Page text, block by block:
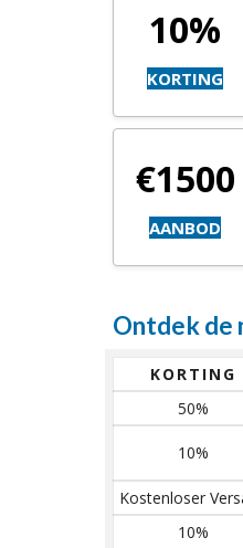
10%
KORTING
€1500
AANBOD
Ontdek de
KORTING
50%
10%
Kostenloser
10%